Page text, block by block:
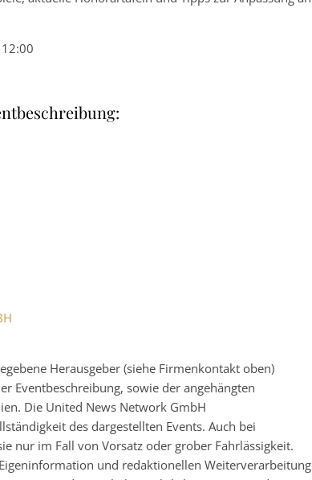
Herausgeber (siehe Firmenkontakt oben)
Eventbeschreibung, sowie der angehängten
Die United News Network GmbH
des dargestellten Events. Auch bei
nur im Fall von Vorsatz oder grober Fahrlässigkeit.
und redaktionellen Weiterverarbeitung